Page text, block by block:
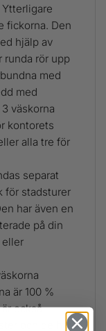
fickorna. Den
hjälp av
runda rör upp
med
med
väskorna
kontorets
alla tre för
separat
för stadsturer
har även en
på din
eller
är 100 %
också
och de har